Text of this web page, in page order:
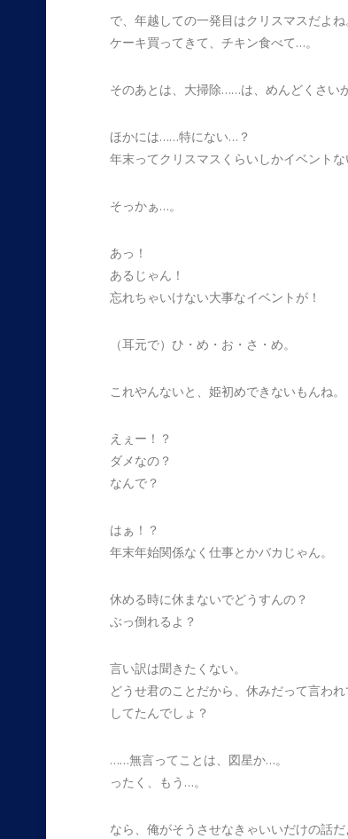
で、年越しての一発目はクリスマスだよね
ケーキ買ってきて、チキン食べて…。
そのあとは、大掃除……は、めんどくさい
ほかには……特にない…？
年末ってクリスマスくらいしかイベントな
そっかぁ…。
あっ！
あるじゃん！
忘れちゃいけない大事なイベントが！
（耳元で）ひ・め・お・さ・め。
これやんないと、姫初めできないもんね。
えぇー！？
ダメなの？
なんで？
はぁ！？
年末年始関係なく仕事とかバカじゃん。
休める時に休まないでどうすんの？
ぶっ倒れるよ？
言い訳は聞きたくない。
どうせ君のことだから、休みだって言わ
してたんでしょ？
……無言ってことは、図星か…。
ったく、もう…。
なら、俺がそうさせなきゃいいだけの話だ